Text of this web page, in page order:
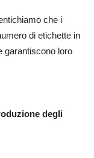
che i
di etichette in
garantiscono loro
degli